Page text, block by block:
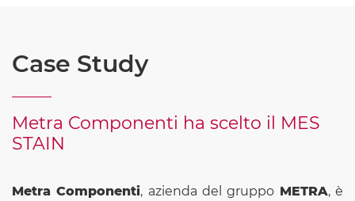
Case Study
Metra Componenti ha scelto il MES
STAIN
Metra Componenti, azienda del gruppo METRA, è